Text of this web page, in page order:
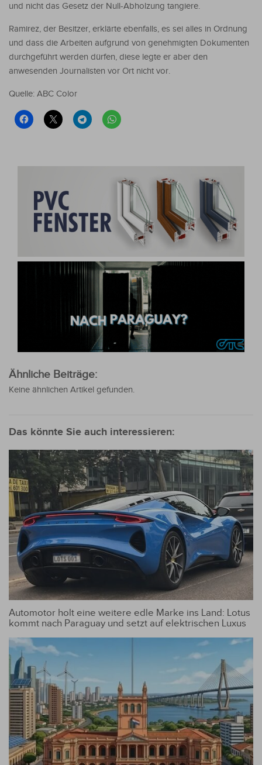
und nicht das Gesetz der Null-Abholzung tangiere.
Ramirez, der Besitzer, erklärte ebenfalls, es sei alles in Ordnung
und dass die Arbeiten aufgrund von genehmigten Dokumenten
durchgeführt werden dürfen, diese legte er aber den
anwesenden Journalisten vor Ort nicht vor.
Quelle: ABC Color
Ähnliche Beiträge:
Keine ähnlichen Artikel gefunden.
Das könnte Sie auch interessieren:
Automotor holt eine weitere edle Marke ins Land: Lotus
kommt nach Paraguay und setzt auf elektrischen Luxus